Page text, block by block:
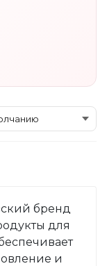
бренд
для
и